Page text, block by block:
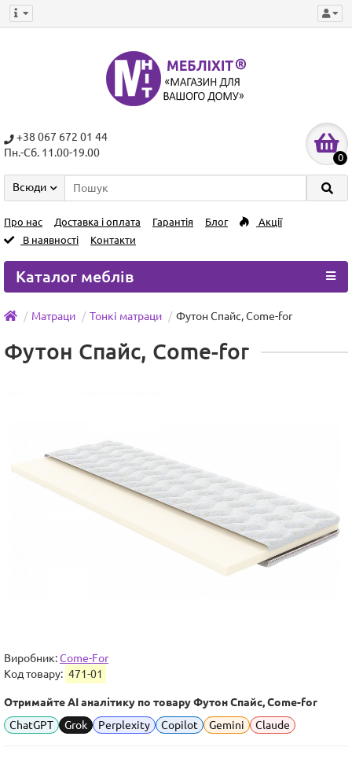
+38 067 672 01 44
Пн.-Сб. 11.00-19.00
0
Всюди
Про нас Доставка і оплата Гарантія Блог
Акції
В наявності
Контакти
Каталог меблів
Матраци Тонкі матраци Футон Спайс, Сome-for
Футон Спайс, Сome-for
Виробник:Сome-For
Код товару: 471-01
Отримайте AI аналітику по товару Футон Спайс, Сome-for
ChatGPT
Grok Perplexity Copilot Gemini Claude